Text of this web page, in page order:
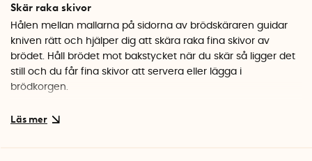
Skär raka skivor
Hålen mellan mallarna på sidorna av brödskäraren guidar
kniven rätt och hjälper dig att skära raka fina skivor av
brödet. Håll brödet mot bakstycket när du skär så ligger det
still och du får fina skivor att servera eller lägga i
brödkorgen.
Variera tjockleken på brödskivorna